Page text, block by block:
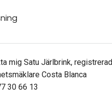
mig Satu Järlbrink, registrerad
Costa Blanca
30 66 13